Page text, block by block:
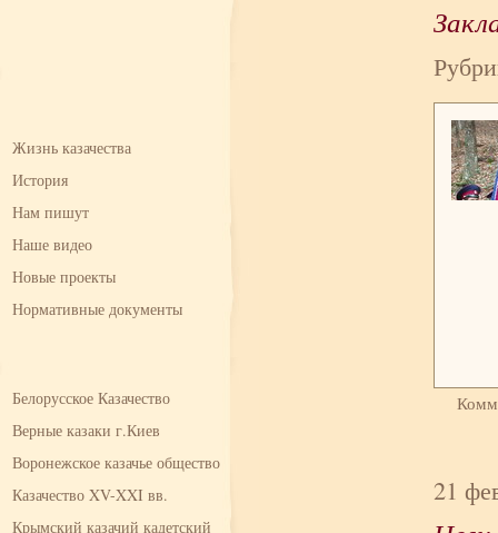
Жизнь казачества
История
Нам пишут
Наше видео
Новые проекты
Нормативные документы
Белорусское Казачество
Верные казаки г.Киев
Воронежское казачье общество
Казачество XV-XXI вв.
Крымский казачий кадетский
21